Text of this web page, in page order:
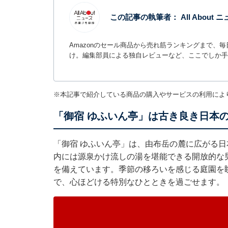
この記事の執筆者： All About ニ
Amazonのセール商品から売れ筋ランキングまで、
け。編集部員による独自レビューなど、ここでしか
※本記事で紹介している商品の購入やサービスの利用に
「御宿 ゆふいん亭」は古き良き日本
「御宿 ゆふいん亭」は、由布岳の麓に広がる
内には源泉かけ流しの湯を堪能できる開放的
を備えています。季節の移ろいを感じる庭園
で、心ほどける特別なひとときを過ごせます。